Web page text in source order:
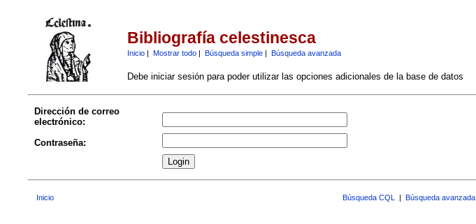
Bibliografía celestinesca
Inicio| Mostrar todo| Búsqueda simple| Búsqueda avanzada
Debe iniciar sesión para poder utilizar las opciones adicionales de la base de datos
Dirección de correo
electrónico:
Contraseña:
Inicio Búsqueda CQL | Búsqueda avanzada